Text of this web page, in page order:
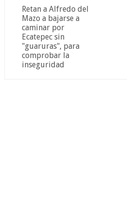
Retan a Alfredo del
Mazo a bajarse a
caminar por
Ecatepec sin
"guaruras", para
comprobar la
inseguridad